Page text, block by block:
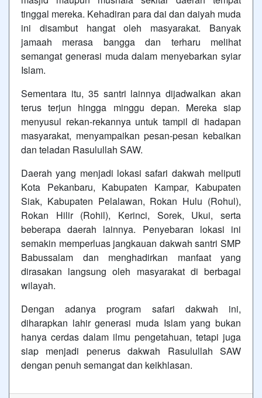
tinggal mereka. Kehadiran para dai dan daiyah muda
ini disambut hangat oleh masyarakat. Banyak
jamaah merasa bangga dan terharu melihat
semangat generasi muda dalam menyebarkan syiar
Islam.
Sementara itu, 35 santri lainnya dijadwalkan akan
terus terjun hingga minggu depan. Mereka siap
menyusul rekan-rekannya untuk tampil di hadapan
masyarakat, menyampaikan pesan-pesan kebaikan
dan teladan Rasulullah SAW.
Daerah yang menjadi lokasi safari dakwah meliputi
Kota Pekanbaru, Kabupaten Kampar, Kabupaten
Siak, Kabupaten Pelalawan, Rokan Hulu (Rohul),
Rokan Hilir (Rohil), Kerinci, Sorek, Ukui, serta
beberapa daerah lainnya. Penyebaran lokasi ini
semakin memperluas jangkauan dakwah santri SMP
Babussalam dan menghadirkan manfaat yang
dirasakan langsung oleh masyarakat di berbagai
wilayah.
Dengan adanya program safari dakwah ini,
diharapkan lahir generasi muda Islam yang bukan
hanya cerdas dalam ilmu pengetahuan, tetapi juga
siap menjadi penerus dakwah Rasulullah SAW
dengan penuh semangat dan keikhlasan.